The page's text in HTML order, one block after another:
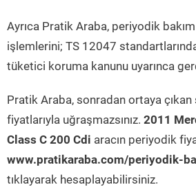
Ayrıca Pratik Araba, periyodik
işlemlerini; TS 12047
tüketici koruma kanunu uyarınca
Pratik Araba, sonradan ortaya çıkan
fiyatlarıyla uğraşmazsınız. 2011
Class C 200 Cdi aracın periyodik
www.pratikaraba.com/periyodik-
tıklayarak hesaplayabilirsiniz.